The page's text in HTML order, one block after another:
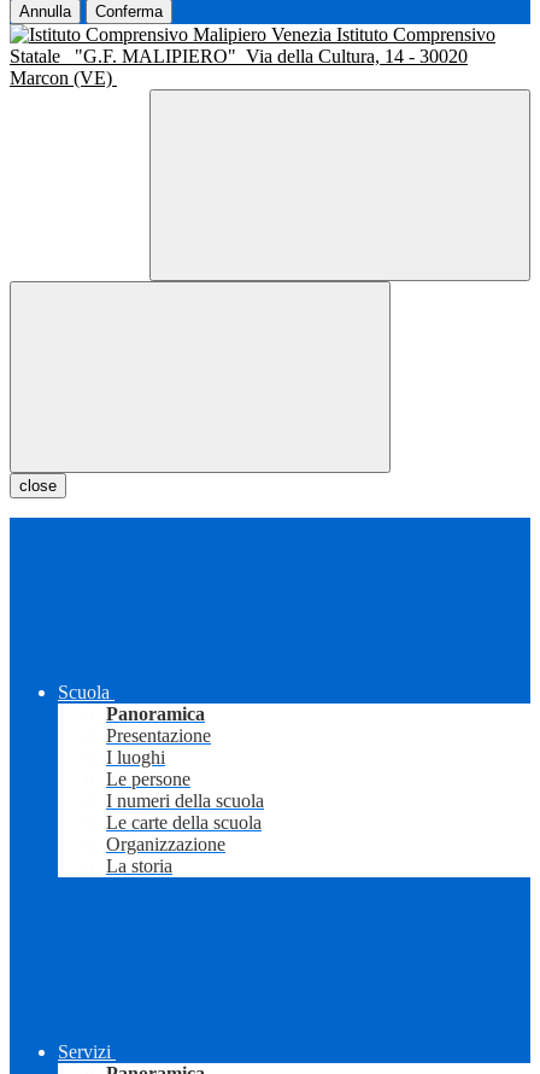
Annulla Conferma
Istituto Comprensivo
Statale
"G.F. MALIPIERO" Via della Cultura, 14 - 30020
Marcon (VE)
close
Scuola
Panoramica
Presentazione
I luoghi
Le persone
I numeri della scuola
Le carte della scuola
Organizzazione
La storia
Servizi